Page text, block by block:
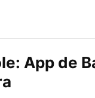
App de